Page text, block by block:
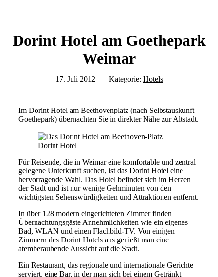
Dorint Hotel am Goethepark
Weimar
17. Juli 2012 Kategorie: Hotels
Im Dorint Hotel am Beethovenplatz (nach Selbstauskunft
Goethepark) übernachten Sie in direkter Nähe zur Altstadt.
Dorint Hotel
Für Reisende, die in Weimar eine komfortable und zentral
gelegene Unterkunft suchen, ist das Dorint Hotel eine
hervorragende Wahl. Das Hotel befindet sich im Herzen
der Stadt und ist nur wenige Gehminuten von den
wichtigsten Sehenswürdigkeiten und Attraktionen entfernt.
In über 128 modern eingerichteten Zimmer finden
Übernachtungsgäste Annehmlichkeiten wie ein eigenes
Bad, WLAN und einen Flachbild-TV. Von einigen
Zimmern des Dorint Hotels aus genießt man eine
atemberaubende Aussicht auf die Stadt.
Ein Restaurant, das regionale und internationale Gerichte
serviert, eine Bar, in der man sich bei einem Getränkt